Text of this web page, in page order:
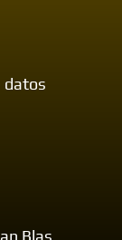
datos
Blas